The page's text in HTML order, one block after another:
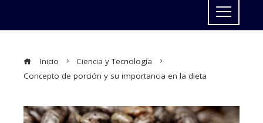
Inicio
Ciencia y Tecnología
Concepto de porción y su importancia en la dieta